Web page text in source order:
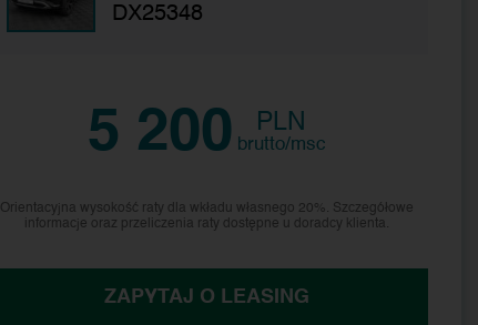
DX25348
5 200 PLN
brutto/msc
Orientacyjna wysokość raty dla wkładu własnego 20%. Szczegółowe
informacje oraz przeliczenia raty dostępne u doradcy klienta.
ZAPYTAJ O LEASING